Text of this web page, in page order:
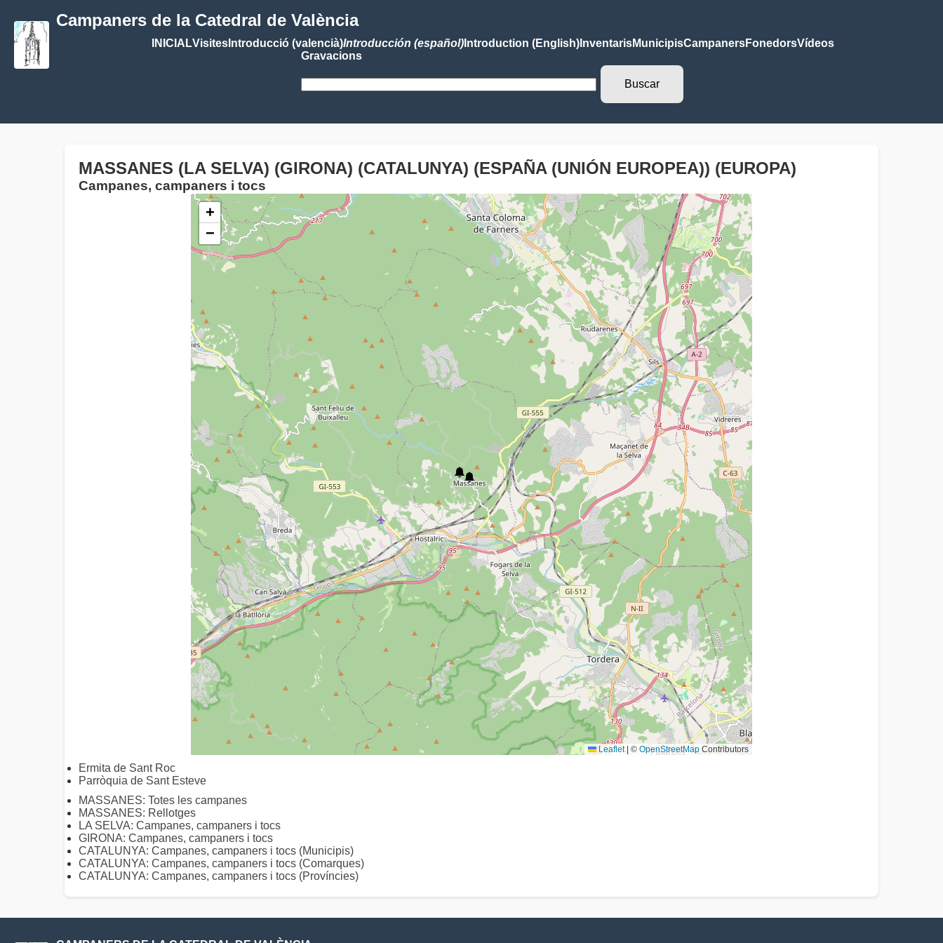
Campaners de la Catedral de València
INICIALVisitesIntroducció (valencià)Introducción (español)Introduction (English)InventarisMunicipisCampanersFonedorsVídeos
Gravacions
MASSANES (LA SELVA) (GIRONA) (CATALUNYA) (ESPAÑA (UNIÓN EUROPEA)) (EUROPA)
Campanes, campaners i tocs
+
−
Leaflet | © OpenStreetMap Contributors
Ermita de Sant Roc
Parròquia de Sant Esteve
MASSANES: Totes les campanes
MASSANES: Rellotges
LA SELVA: Campanes, campaners i tocs
GIRONA: Campanes, campaners i tocs
CATALUNYA: Campanes, campaners i tocs (Municipis)
CATALUNYA: Campanes, campaners i tocs (Comarques)
CATALUNYA: Campanes, campaners i tocs (Províncies)